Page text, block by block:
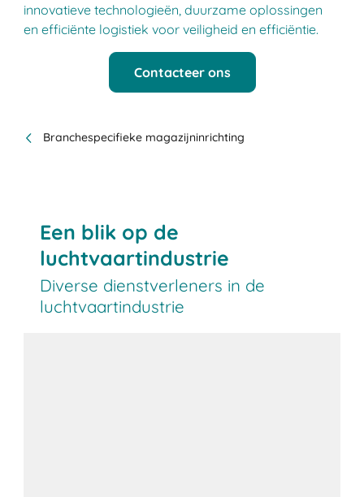
innovatieve technologieën, duurzame oplossingen
en efficiënte logistiek voor veiligheid en efficiëntie.
Contacteer ons
Branchespecifieke magazijninrichting
Een blik op de
luchtvaartindustrie
Diverse dienstverleners in de
luchtvaartindustrie